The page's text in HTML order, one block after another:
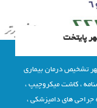
پایتخت
تشخیص درمان بیماری
، کاشت میکروچیپ ،
جراحی های دامپزشکی ،